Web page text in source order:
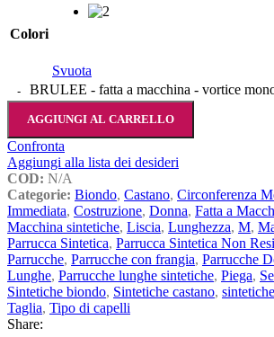
Colori
Svuota
BRULEE - fatta a macchina - vortice
AGGIUNGI AL CARRELLO
Confronta
Aggiungi alla lista dei desideri
COD: N/A
Categorie: Biondo, Castano, Circonferenza
Immediata, Costruzione, Donna, Fatta a
Macchina sintetiche, Liscia, Lunghezza, M,
Parrucca Sintetica, Parrucca Sintetica Non
Parrucche, Parrucche con frangia, Parrucche
Lunghe, Parrucche lunghe sintetiche, Piega,
Sintetiche biondo, Sintetiche castano,
Taglia, Tipo di capelli
Share: